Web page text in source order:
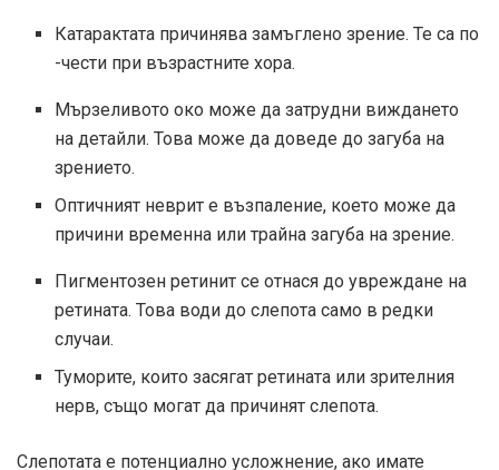
Катарактата причинява замъглено зрение. Те са по
-чести при възрастните хора.
Мързеливото око може да затрудни виждането
на детайли. Това може да доведе до загуба на
зрението.
Оптичният неврит е възпаление, което може да
причини временна или трайна загуба на зрение.
Пигментозен ретинит се отнася до увреждане на
ретината. Това води до слепота само в редки
случаи.
Туморите, които засягат ретината или зрителния
нерв, също могат да причинят слепота.
Слепотата е потенциално усложнение, ако имате